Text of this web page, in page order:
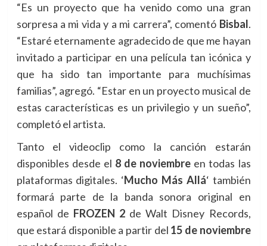
“Es un proyecto que ha venido como una gran
sorpresa a mi vida y a mi carrera”, comentó Bisbal.
“Estaré eternamente agradecido de que me hayan
invitado a participar en una película tan icónica y
que ha sido tan importante para muchísimas
familias”, agregó. “Estar en un proyecto musical de
estas características es un privilegio y un sueño”,
completó el artista.
Tanto el videoclip como la canción estarán
disponibles desde el 8 de noviembre en todas las
plataformas digitales. ‘Mucho Más Allá‘ también
formará parte de la banda sonora original en
español de FROZEN 2de Walt Disney Records,
que estará disponible a partir del 15 de noviembre